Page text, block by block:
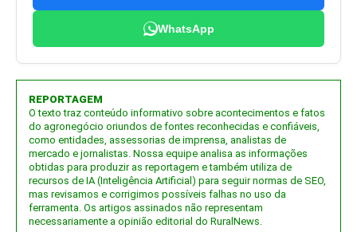
WhatsApp
REPORTAGEM
O texto traz conteúdo informativo sobre acontecimentos e fatos
do agronegócio oriundos de fontes reconhecidas e confiáveis,
como entidades, assessorias de imprensa, analistas de
mercado e jornalistas. Nossa equipe analisa as informações
obtidas para produzir as reportagem e também utiliza de
recursos de IA (Inteligência Artificial) para seguir normas de SEO,
mas revisamos e corrigimos possíveis falhas no uso da
ferramenta. Os artigos assinados não representam
necessariamente a opinião editorial do RuralNews.